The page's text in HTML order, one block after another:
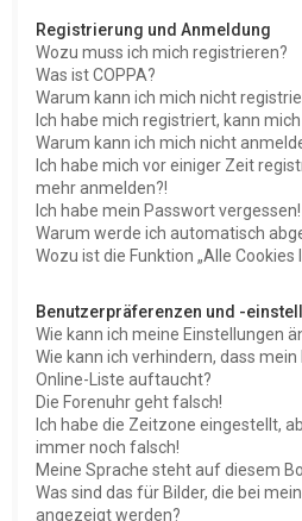
Registrierung und Anmeldung
Wozu muss ich mich registrieren?
Was ist COPPA?
Warum kann ich mich nicht
Ich habe mich registriert, kann
Warum kann ich mich nicht
Ich habe mich vor einiger Zeit
mehr anmelden?!
Ich habe mein Passwort vergessen!
Warum werde ich automatisch
Wozu ist die Funktion „Alle Cookies
Benutzerpräferenzen und -
Wie kann ich meine Einstellungen
Wie kann ich verhindern, dass
Online-Liste auftaucht?
Die Forenuhr geht falsch!
Ich habe die Zeitzone eingestellt,
immer noch falsch!
Meine Sprache steht auf diesem
Was sind das für Bilder, die bei
angezeigt werden?